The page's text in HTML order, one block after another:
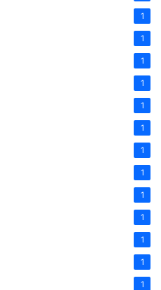
1
1
1
1
1
1
1
1
1
1
1
1
1